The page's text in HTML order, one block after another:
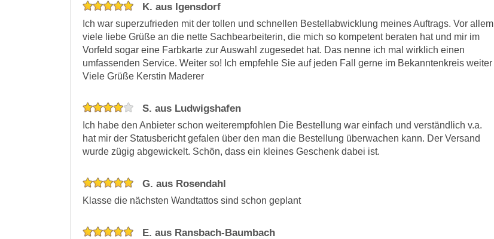
K. aus Igensdorf
Ich war superzufrieden mit der tollen und schnellen Bestellabwicklung meines Auftrags. Vor allem
viele liebe Grüße an die nette Sachbearbeiterin, die mich so kompetent beraten hat und mir im
Vorfeld sogar eine Farbkarte zur Auswahl zugesedet hat. Das nenne ich mal wirklich einen
umfassenden Service. Weiter so! Ich empfehle Sie auf jeden Fall gerne im Bekanntenkreis weiter
Viele Grüße Kerstin Maderer
S. aus Ludwigshafen
Ich habe den Anbieter schon weiterempfohlen Die Bestellung war einfach und verständlich v.a.
hat mir der Statusbericht gefalen über den man die Bestellung überwachen kann. Der Versand
wurde zügig abgewickelt. Schön, dass ein kleines Geschenk dabei ist.
G. aus Rosendahl
Klasse die nächsten Wandtattos sind schon geplant
E. aus Ransbach-Baumbach